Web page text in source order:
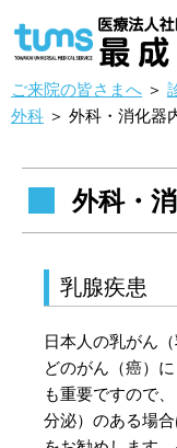
ご来院の皆さまへ ＞
外科 ＞ 外科・消化器
外科・
乳腺疾患
日本人の乳がん
どのがん（癌）
も重要ですので
分泌）のある場